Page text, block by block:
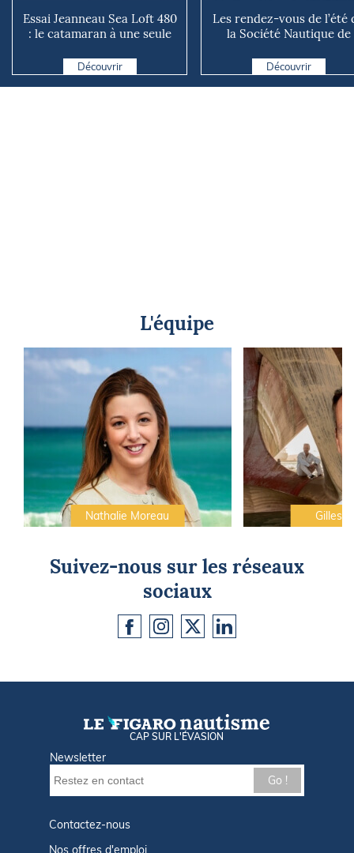
Essai Jeanneau Sea Loft 480
: le catamaran à une seule
Découvrir
Les rendez-vous de l’été
la Société Nautique de
Découvrir
L'équipe
Nathalie Moreau Gilles
Suivez-nous sur les réseaux
sociaux
CAP SUR L'ÉVASION
Newsletter
Go !
Contactez-nous
Nos offres d'emploi